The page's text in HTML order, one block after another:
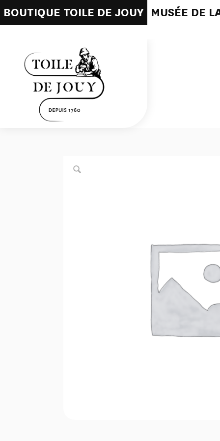
BOUTIQUE TOILE DE JOUY MUSÉE DE